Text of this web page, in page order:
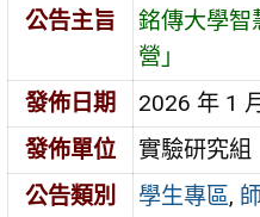
公告主旨
銘傳大學智
營」
發佈日期
2026 年 1
發佈單位
實驗研究組
公告類別
學生專區,